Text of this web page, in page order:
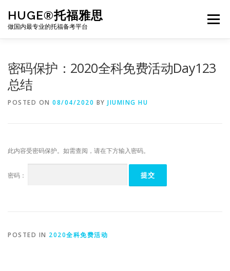
content
HUGE®托福雅思
做国内最专业的托福备考平台
Menu
密码保护：2020全科免费活动Day123
总结
POSTED ON 08/04/2020 BY JIUMING HU
此内容受密码保护。如需查阅，请在下方输入密码。
密码：
POSTED IN 2020全科免费活动